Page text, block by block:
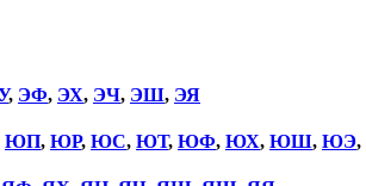
, ЭФ, ЭХ, ЭЧ, ЭШ, ЭЯ
ЮП, ЮР, ЮС, ЮТ, ЮФ, ЮХ, ЮШ, ЮЭ,